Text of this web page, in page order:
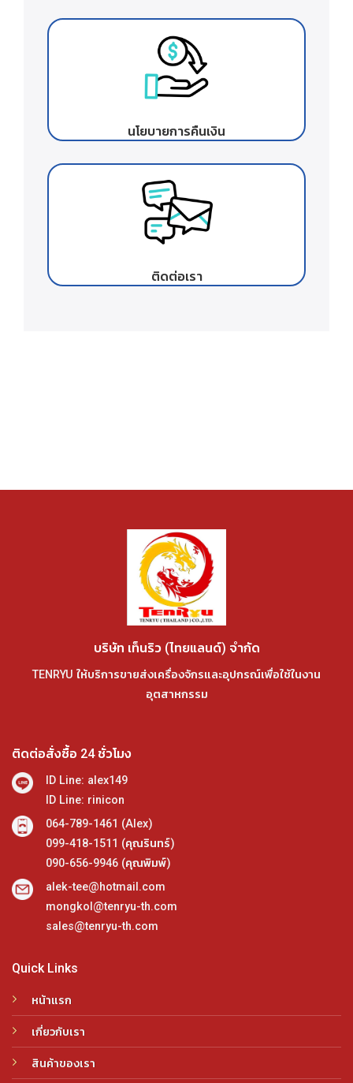
นโยบายการคืนเงิน
ติดต่อเรา
บริษัท เท็นริว (ไทยแลนด์) จำกัด
TENRYU ให้บริการขายส่งเครื่องจักรและอุปกรณ์เพื่อใช้ในงาน
อุตสาหกรรม
Quick Links
หน้าแรก
เกี่ยวกับเรา
สินค้าของเรา
ติดต่อสั่งซื้อ 24 ชั่วโมง
ID Line: alex149
ID Line: rinicon
064-789-1461 (Alex)
099-418-1511 (คุณรินทร์)
090-656-9946 (คุณพิมพ์)
alek-tee@hotmail.com
mongkol@tenryu-th.com
sales@tenryu-th.com